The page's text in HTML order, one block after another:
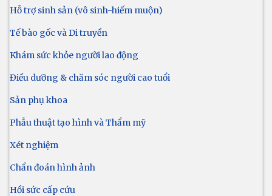
Hỗ trợ sinh sản (vô sinh-hiếm muộn)
Tế bào gốc và Di truyền
Khám sức khỏe người lao động
Điều dưỡng & chăm sóc người cao tuổi
Sản phụ khoa
Phẫu thuật tạo hình và Thẩm mỹ
Xét nghiệm
Chẩn đoán hình ảnh
Hồi sức cấp cứu